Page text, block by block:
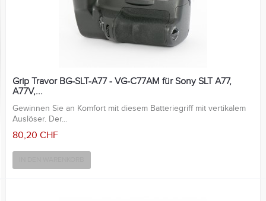
Grip Travor BG-SLT-A77 - VG-C77AM für Sony SLT A77,
A77V,...
Gewinnen Sie an Komfort mit diesem Batteriegriff mit vertikalem
Auslöser. Der...
80,20 CHF